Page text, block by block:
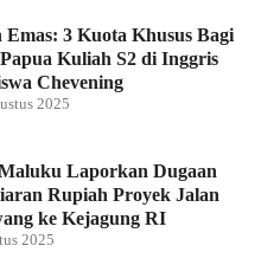
Emas: 3 Kuota Khusus Bagi
Kuliah S2 di Inggris
Chevening
2025
Laporkan Dugaan
Rupiah Proyek Jalan
ke Kejagung RI
2025